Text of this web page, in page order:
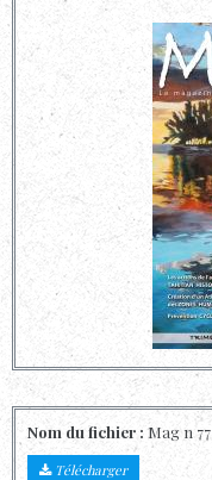
Nom du fichier : Mag n 77
Télécharger